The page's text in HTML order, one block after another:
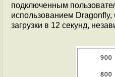
подключенным
использованием
загрузки в 12 секунд,